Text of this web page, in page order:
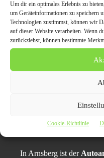
Um dir ein optimales Erlebnis zu
um Geräteinformationen zu speichern
Technologien zustimmst, können wir
auf dieser Website verarbeiten. Wenn
zurückziehst, können bestimmte
Cookie-Richtlinie
Erfahrener Partner
Motorschaden und
sich auf den Ankauf
UnfallwagenundKfz
spezialisiert und bietet
mit schweren Mängeln.
Fazit: Auto
In Arnsberg ist der